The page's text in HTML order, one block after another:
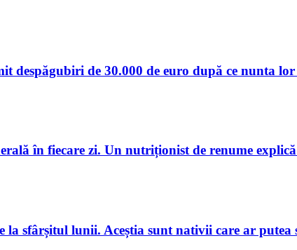
despăgubiri de 30.000 de euro după ce nunta
în fiecare zi. Un nutriționist de renume
la sfârșitul lunii. Aceștia sunt nativii care ar putea